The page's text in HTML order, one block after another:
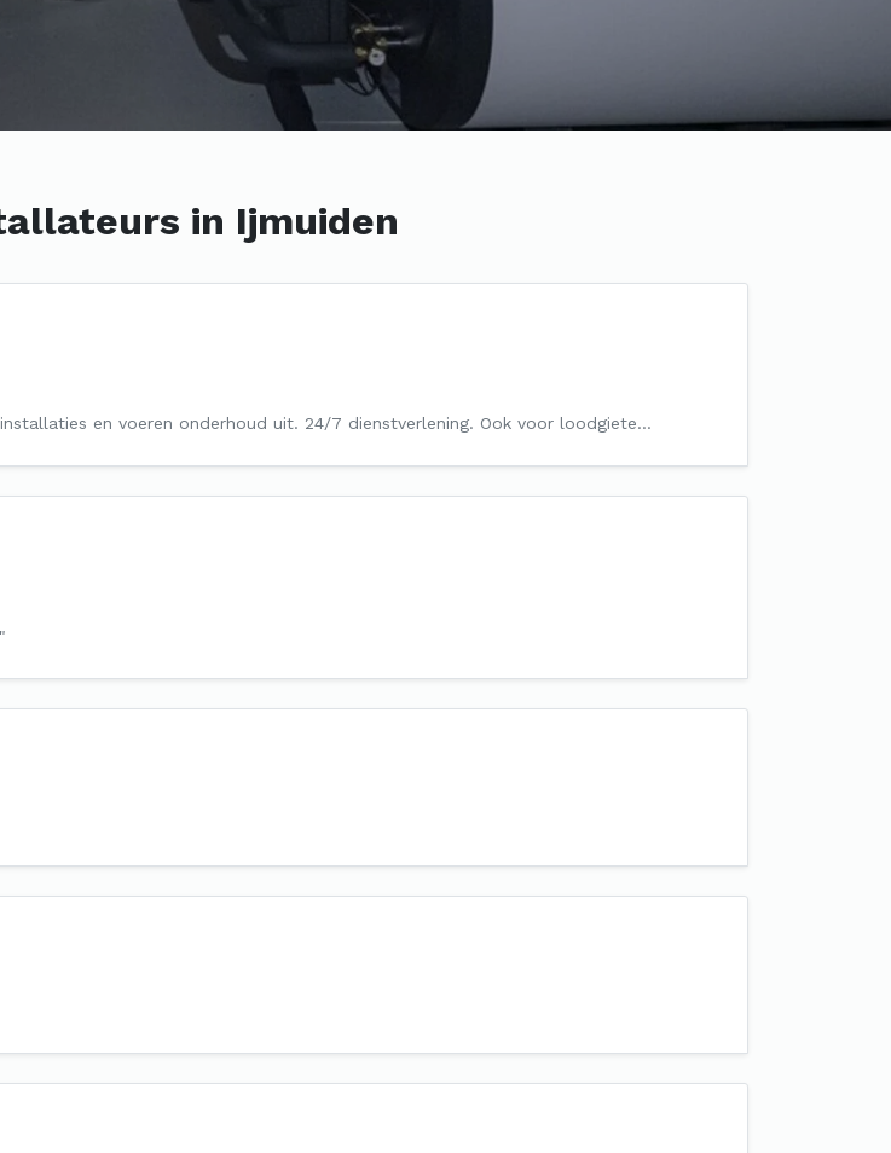
in Ijmuiden
en voeren onderhoud uit. 24/7 dienstverlening. Ook voor loodgiete…